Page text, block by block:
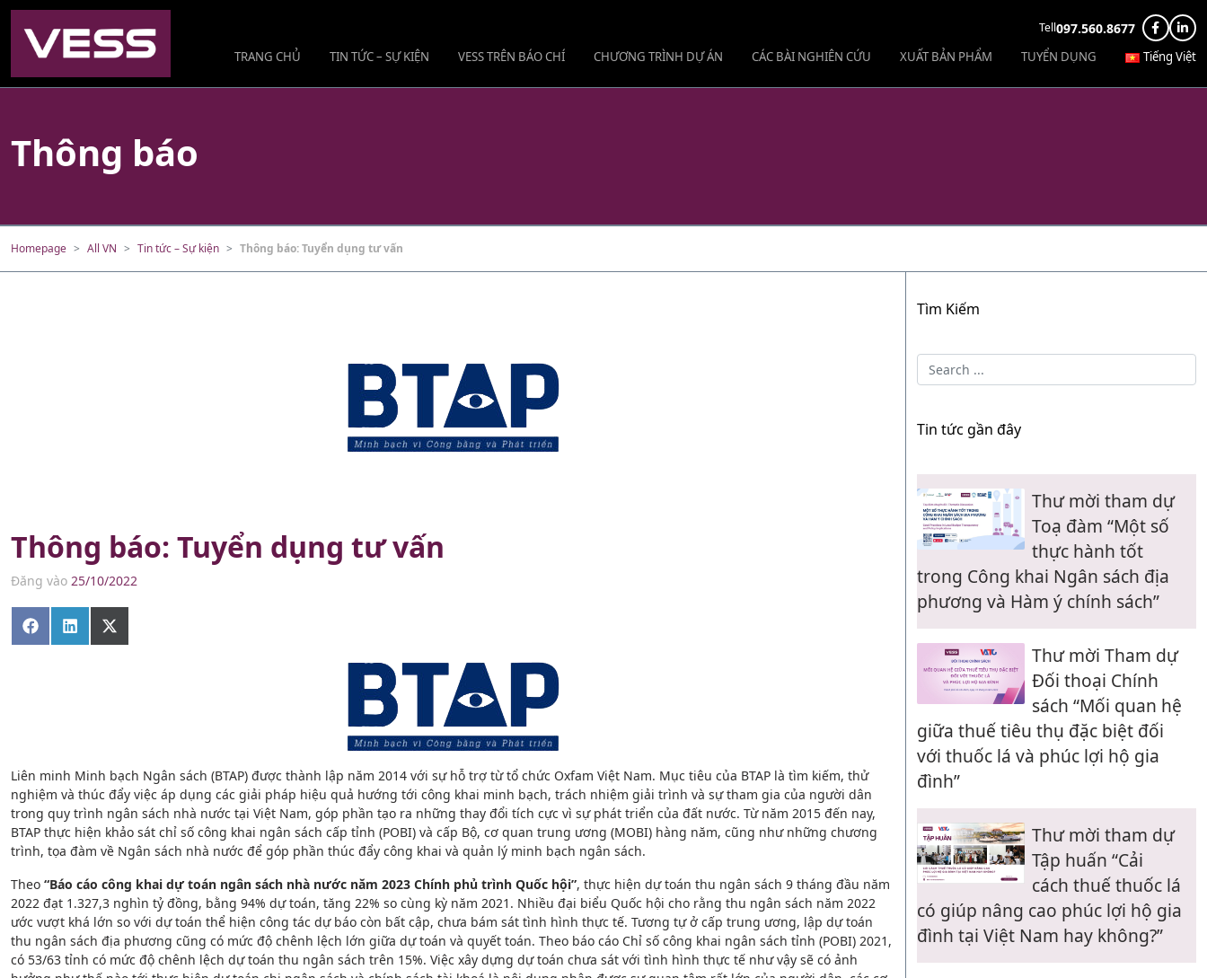
Tell097.560.8677
TRANG CHỦ TIN TỨC – SỰ KIỆN VESS TRÊN BÁO CHÍ CHƯƠNG TRÌNH DỰ ÁN CÁC BÀI NGHIÊN CỨU XUẤT BẢN PHẨM TUYỂN DỤNG Tiếng Việt
Thông báo
Homepage All VN Tin tức – Sự kiện Thông báo: Tuyển dụng tư vấn
Thông báo: Tuyển dụng tư vấn
Đăng vào 25/10/2022
Share
on
Share
on
Share
on
Liên minh Minh bạch Ngân sách (BTAP) được thành lập năm 2014 với sự hỗ trợ từ tổ chức Oxfam Việt Nam. Mục tiêu của BTAP là tìm kiếm, thử
nghiệm và thúc đẩy việc áp dụng các giải pháp hiệu quả hướng tới công khai minh bạch, trách nhiệm giải trình và sự tham gia của người dân
trong quy trình ngân sách nhà nước tại Việt Nam, góp phần tạo ra những thay đổi tích cực vì sự phát triển của đất nước. Từ năm 2015 đến nay,
BTAP thực hiện khảo sát chỉ số công khai ngân sách cấp tỉnh (POBI) và cấp Bộ, cơ quan trung ương (MOBI) hàng năm, cũng như những chương
trình, tọa đàm về Ngân sách nhà nước để góp phần thúc đẩy công khai và quản lý minh bạch ngân sách.
Theo “Báo cáo công khai dự toán ngân sách nhà nước năm 2023 Chính phủ trình Quốc hội”, thực hiện dự toán thu ngân sách 9 tháng đầu năm
2022 đạt 1.327,3 nghìn tỷ đồng, bằng 94% dự toán, tăng 22% so cùng kỳ năm 2021. Nhiều đại biểu Quốc hội cho rằng thu ngân sách năm 2022
ước vượt khá lớn so với dự toán thể hiện công tác dự báo còn bất cập, chưa bám sát tình hình thực tế. Tương tự ở cấp trung ương, lập dự toán
thu ngân sách địa phương cũng có mức độ chênh lệch lớn giữa dự toán và quyết toán. Theo báo cáo Chỉ số công khai ngân sách tỉnh (POBI) 2021,
có 53/63 tỉnh có mức độ chênh lệch dự toán thu ngân sách trên 15%. Việc xây dựng dự toán chưa sát với tình hình thực tế như vậy sẽ có ảnh
Tìm Kiếm
Tin tức gần đây
Thư mời tham dự
Toạ đàm “Một số
thực hành tốt
trong Công khai Ngân sách địa
phương và Hàm ý chính sách”
Thư mời Tham dự
Đối thoại Chính
sách “Mối quan hệ
giữa thuế tiêu thụ đặc biệt đối
với thuốc lá và phúc lợi hộ gia
đình”
Thư mời tham dự
Tập huấn “Cải
cách thuế thuốc lá
có giúp nâng cao phúc lợi hộ gia
đình tại Việt Nam hay không?”